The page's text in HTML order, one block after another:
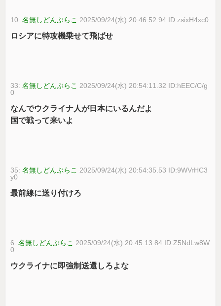
10:名無しどんぶらこ 2025/09/24(水) 20:46:52.94 ID:zsixH4xc0
ロシアに特攻機乗せて飛ばせ
33:名無しどんぶらこ 2025/09/24(水) 20:54:11.32 ID:hEEC/C/g
0
なんでウクライナ人が日本にいるんだよ
国で戦って来いよ
35:名無しどんぶらこ 2025/09/24(水) 20:54:35.53 ID:9WVrHC3
y0
最前線に送り付けろ
6:名無しどんぶらこ 2025/09/24(水) 20:45:13.84 ID:Z5NdLw8W
0
ウクライナに即強制送還しろよな